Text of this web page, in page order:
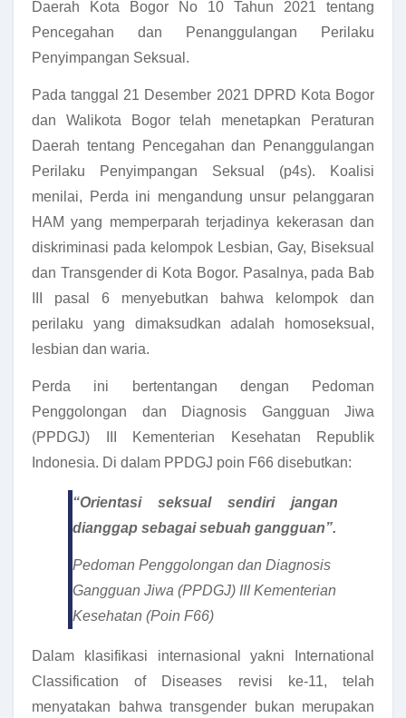
Daerah Kota Bogor No 10 Tahun 2021 tentang
Pencegahan dan Penanggulangan Perilaku
Penyimpangan Seksual.
Pada tanggal 21 Desember 2021 DPRD Kota Bogor
dan Walikota Bogor telah menetapkan Peraturan
Daerah tentang Pencegahan dan Penanggulangan
Perilaku Penyimpangan Seksual (p4s). Koalisi
menilai, Perda ini mengandung unsur pelanggaran
HAM yang memperparah terjadinya kekerasan dan
diskriminasi pada kelompok Lesbian, Gay, Biseksual
dan Transgender di Kota Bogor. Pasalnya, pada Bab
III pasal 6 menyebutkan bahwa kelompok dan
perilaku yang dimaksudkan adalah homoseksual,
lesbian dan waria.
Perda ini bertentangan dengan Pedoman
Penggolongan dan Diagnosis Gangguan Jiwa
(PPDGJ) III Kementerian Kesehatan Republik
Indonesia. Di dalam PPDGJ poin F66 disebutkan:
“Orientasi seksual sendiri jangan
dianggap sebagai sebuah gangguan”.
Pedoman Penggolongan dan Diagnosis
Gangguan Jiwa (PPDGJ) III Kementerian
Kesehatan (Poin F66)
Dalam klasifikasi internasional yakni International
Classification of Diseases revisi ke-11, telah
menyatakan bahwa transgender bukan merupakan